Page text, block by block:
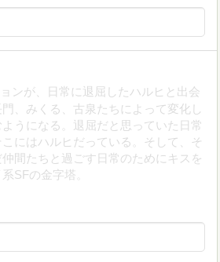
ンが、日常に退屈したハルヒと出会
、みくる、古泉たちによって変化し
うになる。退屈だと思っていた日常
にはハルヒだっている。そして、そ
間たちと過ごす日常のためにキスを
SFの金字塔。